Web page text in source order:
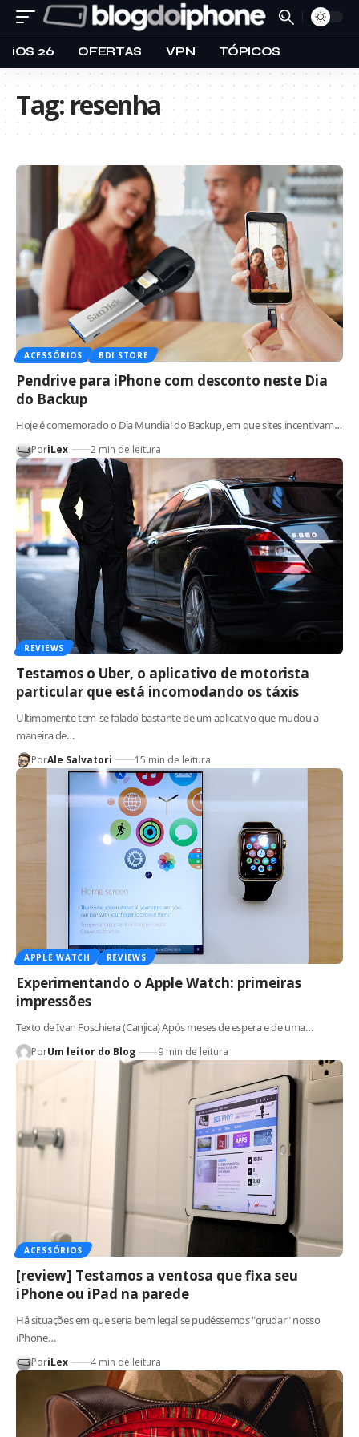
iOS 26 OFERTAS VPN TÓPICOS
Tag:resenha
ACESSÓRIOS BDI STORE
Pendrive para iPhone com desconto neste Dia
do Backup
Hoje é comemorado o Dia Mundial do Backup, em que sites incentivam…
PoriLex 2 min de leitura
REVIEWS
Testamos o Uber, o aplicativo de motorista
particular que está incomodando os táxis
Ultimamente tem-se falado bastante de um aplicativo que mudou a
maneira de…
PorAle Salvatori 15 min de leitura
APPLE WATCH REVIEWS
Experimentando o Apple Watch: primeiras
impressões
Texto de Ivan Foschiera (Canjica) Após meses de espera e de uma…
PorUm leitor do Blog 9 min de leitura
ACESSÓRIOS
[review] Testamos a ventosa que fixa seu
iPhone ou iPad na parede
Há situações em que seria bem legal se pudéssemos "grudar" nosso
iPhone…
PoriLex 4 min de leitura